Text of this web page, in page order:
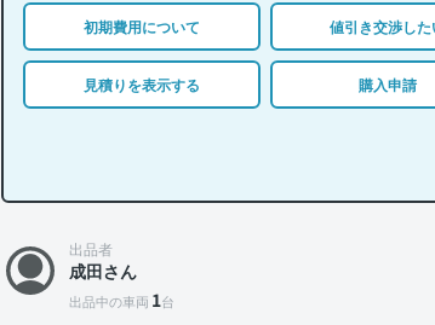
初期費用について 値引き交渉した
見積りを表示する 購入申請
出品者
成田さん
出品中の車両 1台